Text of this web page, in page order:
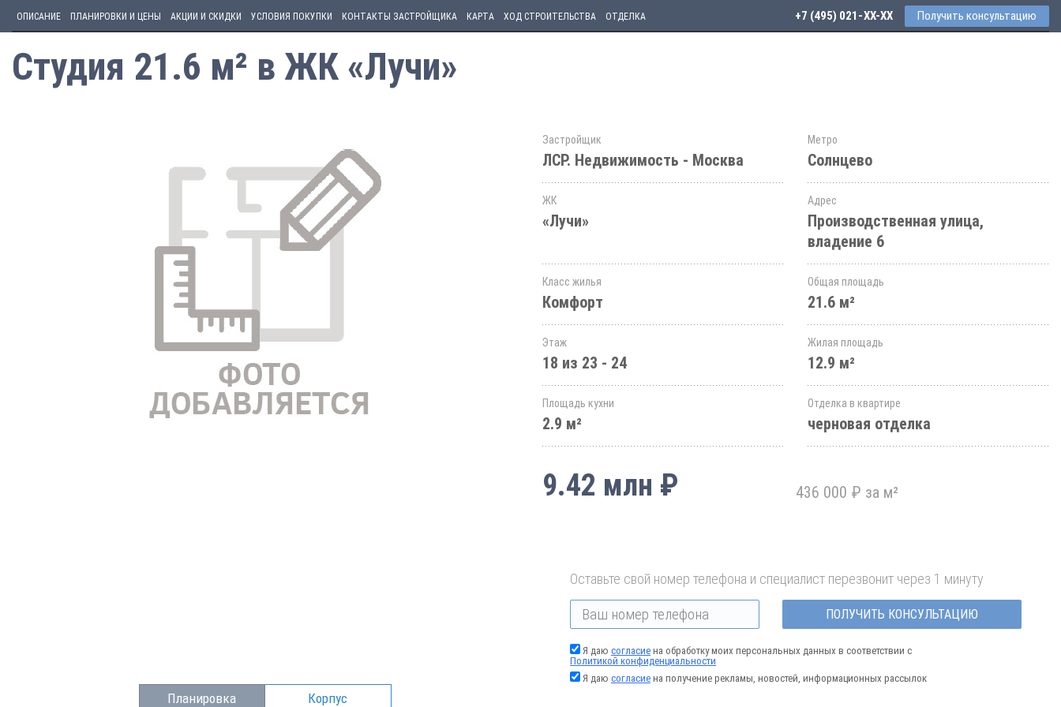
ОПИСАНИЕ ПЛАНИРОВКИ И ЦЕНЫ АКЦИИ И СКИДКИ УСЛОВИЯ ПОКУПКИ КОНТАКТЫ ЗАСТРОЙЩИКА КАРТА ХОД СТРОИТЕЛЬСТВА ОТДЕЛКА +7 (495) 021-41-76 Получить консультацию
Студия 21.6 м² в ЖК «Лучи»
Планировка Корпус
Застройщик
ЛСР. Недвижимость - Москва
Метро
Солнцево
ЖК
«Лучи»
Адрес
Производственная улица,
владение 6
Класс жилья
Комфорт
Общая площадь
21.6 м²
Этаж
18 из 23 - 24
Жилая площадь
12.9 м²
Площадь кухни
2.9 м²
Отделка в квартире
черновая отделка
9.42 млн ₽ 436 000 ₽ за м²
Оставьте свой номер телефона и специалист перезвонит через 1 минуту
ПОЛУЧИТЬ КОНСУЛЬТАЦИЮ
Я даю согласие на обработку моих персональных данных в соответствии с
Политикой конфиденциальности
Я даю согласие на получение рекламы, новостей, информационных рассылок